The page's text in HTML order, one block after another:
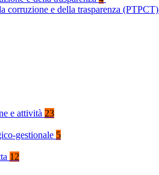
corruzione e della trasparenza (PTPCT)
e attività 23
gestionale 5
12